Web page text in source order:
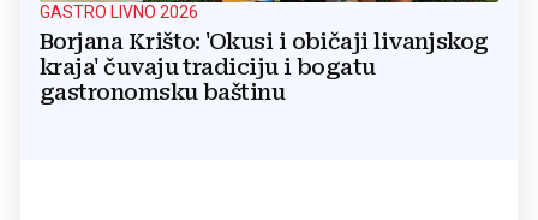
GASTRO LIVNO 2026
Borjana Krišto: 'Okusi i običaji livanjskog
kraja' čuvaju tradiciju i bogatu
gastronomsku baštinu